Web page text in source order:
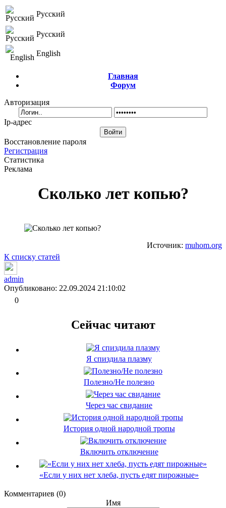
Русский
Русский
English
Главная
Форум
Авторизация
Ip-адрес
Восстановление пароля
Регистрация
Статистика
Реклама
Сколько лет копью?
Источник: muhom.org
К списку статей
admin
Опубликовано: 22.09.2024 21:10:02
0
Сейчас читают
Я спиздила плазму
Полезно/Не полезно
Через час свидание
История одной народной тропы
Включить отключение
«Если у них нет хлеба, пусть едят пирожные»
Комментариев (0)
Имя